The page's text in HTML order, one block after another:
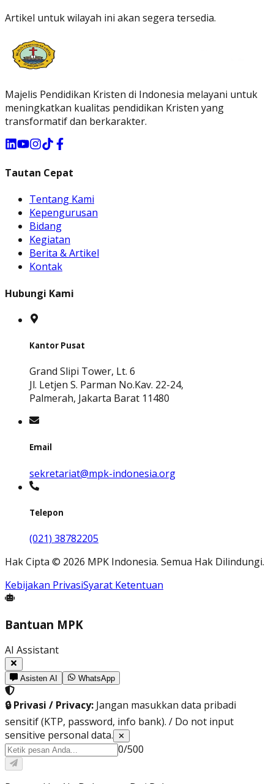
Artikel untuk wilayah ini akan segera tersedia.
Majelis Pendidikan Kristen di Indonesia melayani untuk
meningkatkan kualitas pendidikan Kristen yang
transformatif dan berkarakter.
Tautan Cepat
Tentang Kami
Kepengurusan
Bidang
Kegiatan
Berita & Artikel
Kontak
Hubungi Kami
Kantor Pusat
Grand Slipi Tower, Lt. 6
Jl. Letjen S. Parman No.Kav. 22-24,
Palmerah, Jakarta Barat 11480
Email
sekretariat@mpk-indonesia.org
Telepon
(021) 38782205
Hak Cipta © 2026 MPK Indonesia. Semua Hak Dilindungi.
Kebijakan PrivasiSyarat Ketentuan
Bantuan MPK
AI Assistant
Asisten AI WhatsApp
🔒 Privasi / Privacy: Jangan masukkan data pribadi
sensitif (KTP, password, info bank). / Do not input
sensitive personal data.
✕
0/500